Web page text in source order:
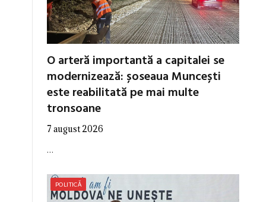
O arteră importantă a capitalei se
modernizează: șoseaua Muncești
este reabilitată pe mai multe
tronsoane
7 august 2026
…
POLITICĂ